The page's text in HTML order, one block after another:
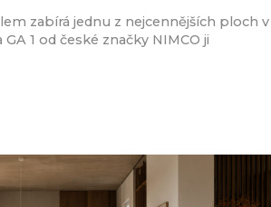
zabírá jednu z nejcennějších ploch v
1 od české značky NIMCO ji